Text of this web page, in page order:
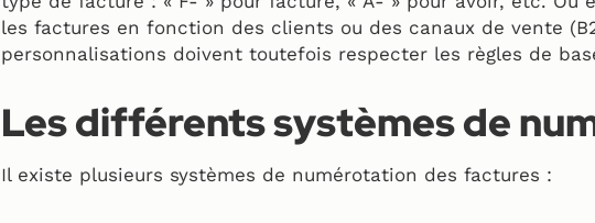
les factures en fonction des clients ou des canaux de vente
personnalisations doivent toutefois respecter les règles de
Les différents systèmes de
Il existe plusieurs systèmes de numérotation des factures :